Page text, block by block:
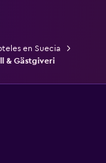
en Suecia
& Gästgiveri